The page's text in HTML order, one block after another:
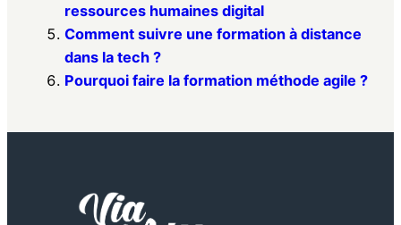
ressources humaines digital
Comment suivre une formation à distance
dans la tech ?
Pourquoi faire la formation méthode agile ?